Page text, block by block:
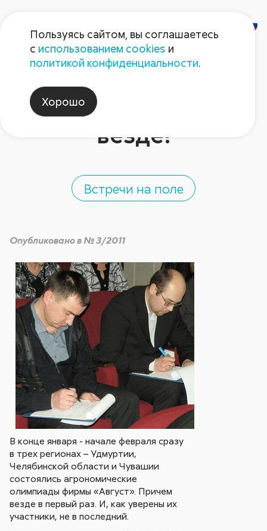
Удмуртия,
Челябинск,
Чувашия… Далее
везде!
Встречи на поле
Опубликовано в № 3/2011
В конце января - начале февраля сразу
в трех регионах – Удмуртии,
Челябинской области и Чувашии
состоялись агрономические
олимпиады фирмы «Август». Причем
везде в первый раз. И, как уверены их
участники, не в последний.
Пользуясь сайтом, вы соглашаетесь
с использованием cookies и
политикой конфиденциальности.
Хорошо